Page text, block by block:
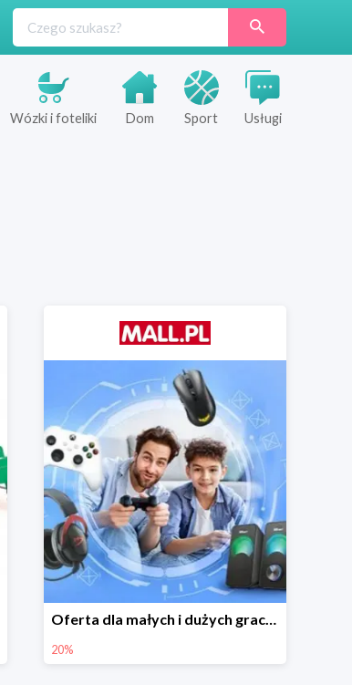
Wózki i foteliki Dom Sport Usługi
Oferta dla małych i dużych graczy w Mall.pl do -20%
20%